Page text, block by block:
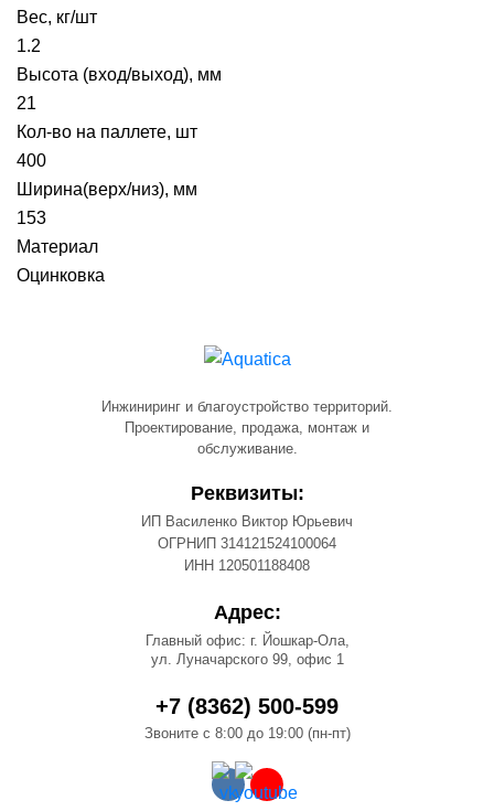
Вес, кг/шт
1.2
Высота (вход/выход), мм
21
Кол-во на паллете, шт
400
Ширина(верх/низ), мм
153
Материал
Оцинковка
Инжиниринг и благоустройство территорий.
Проектирование, продажа, монтаж и
обслуживание.
Реквизиты:
ИП Василенко Виктор Юрьевич
ОГРНИП 314121524100064
ИНН 120501188408
Адрес:
Главный офис: г. Йошкар-Ола,
ул. Луначарского 99, офис 1
+7 (8362) 500-599
Звоните с 8:00 до 19:00 (пн-пт)